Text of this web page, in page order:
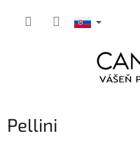
Pellini